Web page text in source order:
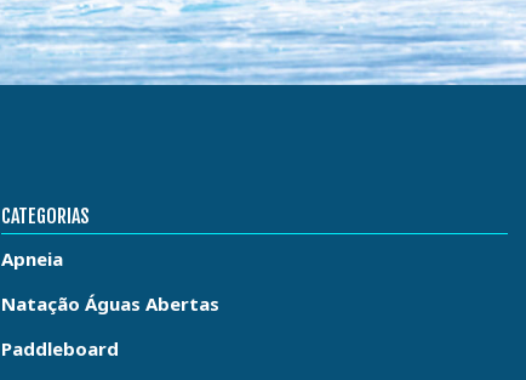
CATEGORIAS
Apneia
Natação Águas Abertas
Paddleboard